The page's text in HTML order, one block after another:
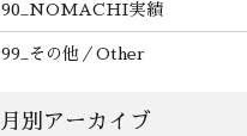
90_NOMACHI実績
99_その他／Other